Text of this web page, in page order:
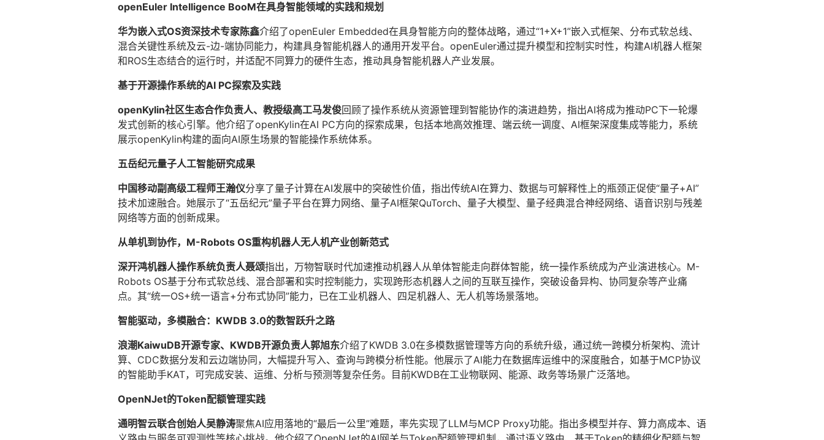
openEuler Intelligence BooM在具身智能领域的实践和规划
华为嵌入式OS资深技术专家陈鑫介绍了openEuler Embedded在具身智能方向的整体战略，通过“1+X+1”嵌入式框架、分布式软总线、
混合关键性系统及云-边-端协同能力，构建具身智能机器人的通用开发平台。openEuler通过提升模型和控制实时性，构建AI机器人框架
和ROS生态结合的运行时，并适配不同算力的硬件生态，推动具身智能机器人产业发展。
基于开源操作系统的AI PC探索及实践
openKylin社区生态合作负责人、教授级高工马发俊回顾了操作系统从资源管理到智能协作的演进趋势，指出AI将成为推动PC下一轮爆
发式创新的核心引擎。他介绍了openKylin在AI PC方向的探索成果，包括本地高效推理、端云统一调度、AI框架深度集成等能力，系统
展示openKylin构建的面向AI原生场景的智能操作系统体系。
五岳纪元量子人工智能研究成果
中国移动副高级工程师王瀚仪分享了量子计算在AI发展中的突破性价值，指出传统AI在算力、数据与可解释性上的瓶颈正促使“量子+AI”
技术加速融合。她展示了“五岳纪元”量子平台在算力网络、量子AI框架QuTorch、量子大模型、量子经典混合神经网络、语音识别与残差
网络等方面的创新成果。
从单机到协作，M-Robots OS重构机器人无人机产业创新范式
深开鸿机器人操作系统负责人聂颂指出，万物智联时代加速推动机器人从单体智能走向群体智能，统一操作系统成为产业演进核心。M-
Robots OS基于分布式软总线、混合部署和实时控制能力，实现跨形态机器人之间的互联互操作，突破设备异构、协同复杂等产业痛
点。其“统一OS+统一语言+分布式协同”能力，已在工业机器人、四足机器人、无人机等场景落地。
智能驱动，多模融合：KWDB 3.0的数智跃升之路
浪潮KaiwuDB开源专家、KWDB开源负责人郭旭东介绍了KWDB 3.0在多模数据管理等方向的系统升级，通过统一跨模分析架构、流计
算、CDC数据分发和云边端协同，大幅提升写入、查询与跨模分析性能。他展示了AI能力在数据库运维中的深度融合，如基于MCP协议
的智能助手KAT，可完成安装、运维、分析与预测等复杂任务。目前KWDB在工业物联网、能源、政务等场景广泛落地。
OpenNJet的Token配额管理实践
通明智云联合创始人吴静涛聚焦AI应用落地的“最后一公里”难题，率先实现了LLM与MCP Proxy功能。指出多模型并存、算力高成本、语